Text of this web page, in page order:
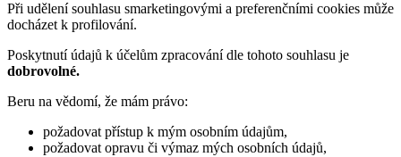
Při udělení souhlasu smarketingovými a preferenčními cookies může
docházet k profilování.
Poskytnutí údajů k účelům zpracování dle tohoto souhlasu je
dobrovolné.
Beru na vědomí, že mám právo:
požadovat přístup k mým osobním údajům,
požadovat opravu či výmaz mých osobních údajů,